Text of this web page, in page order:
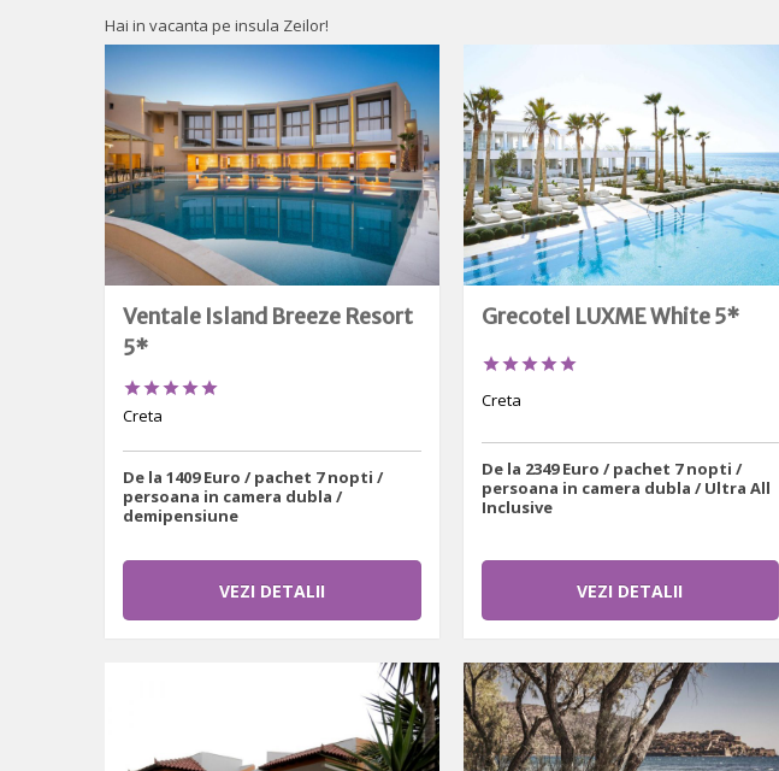
Hai in vacanta pe insula Zeilor!
Ventale Island Breeze Resort
5*

Creta
De la 1409 Euro / pachet 7 nopti /
persoana in camera dubla /
demipensiune
VEZI DETALII
Grecotel LUXME White 5*

Creta
De la 2349 Euro / pachet 7 nopti /
persoana in camera dubla / Ultra All
Inclusive
VEZI DETALII